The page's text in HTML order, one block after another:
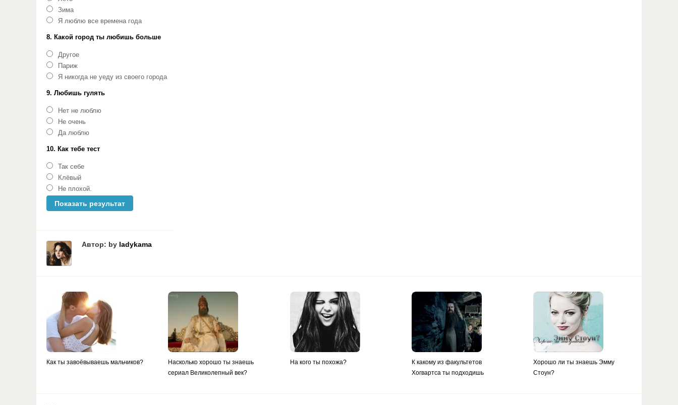
Зима
Я люблю все времена года
8. Какой город ты любишь больше
Другое
Париж
Я никогда не уеду из своего города
9. Любишь гулять
Нет не люблю
Не очень
Да люблю
10. Как тебе тест
Так себе
Клёвый
Не плохой.
Автор: by ladykama
Как ты завоёвываешь мальчиков?
Насколько хорошо ты знаешь
сериал Великолепный век?
На кого ты похожа?
К какому из факультетов
Хогвартса ты подходишь
Хорошо ли ты знаешь Эмму
Стоун?